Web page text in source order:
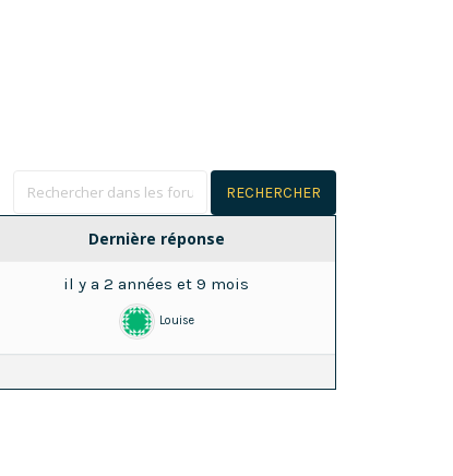
Dernière réponse
il y a 2 années et 9 mois
Louise